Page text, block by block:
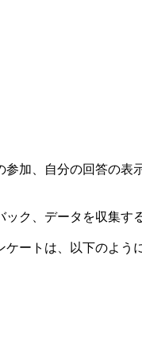
加、自分の回答の表
ク、データを収集す
ートは、以下のよう